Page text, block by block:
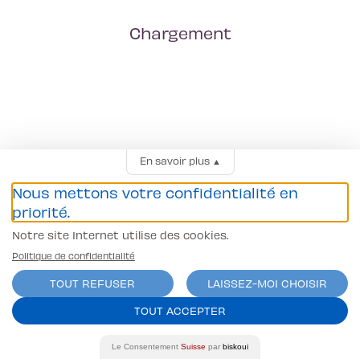
Chargement
En savoir plus▲
Nous mettons votre confidentialité en
priorité.
Notre site Internet utilise des cookies.
Politique de confidentialité
TOUT REFUSER
LAISSEZ-MOI CHOISIR
TOUT ACCEPTER
Le Consentement Suisse par biskoui